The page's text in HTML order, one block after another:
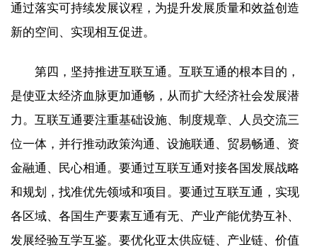
通过落实可持续发展议程，为提升发展质量和效益创造
新的空间、实现相互促进。
第四，坚持推进互联互通。互联互通的根本目的，
是使亚太经济血脉更加通畅，从而扩大经济社会发展潜
力。互联互通要注重基础设施、制度规章、人员交流三
位一体，并行推动政策沟通、设施联通、贸易畅通、资
金融通、民心相通。要通过互联互通对接各国发展战略
和规划，找准优先领域和项目。要通过互联互通，实现
各区域、各国生产要素互通有无、产业产能优势互补、
发展经验互学互鉴。要优化亚太供应链、产业链、价值